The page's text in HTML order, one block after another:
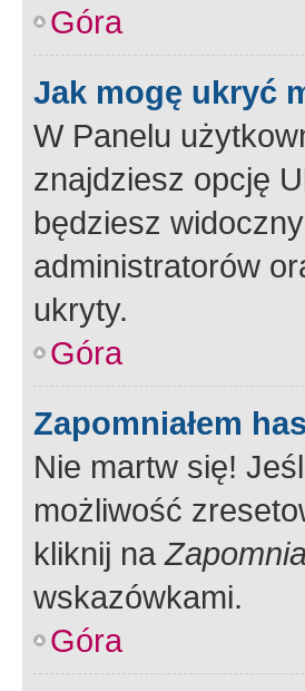
Góra
Jak mogę ukryć
W Panelu
znajdziesz opcję
będziesz
administratorów
ukryty.
Góra
Zapomniałem
Nie martw się!
możliwość
kliknij na
wskazówkami.
Góra